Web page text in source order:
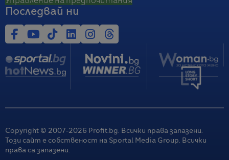
Последвай ни
Copyright © 2007-2026 Profit.bg. Всички права запазени.
Този сайт е собственост на Sportal Media Group. Всички
права са запазени.